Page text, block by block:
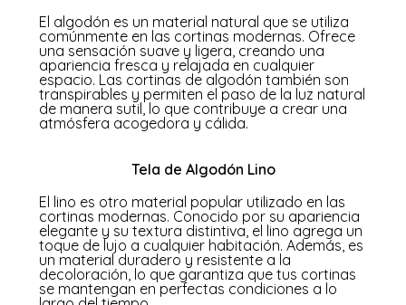
El algodón es un material natural que se utiliza
comúnmente en las cortinas modernas. Ofrece
una sensación suave y ligera, creando una
apariencia fresca y relajada en cualquier
espacio. Las cortinas de algodón también son
transpirables y permiten el paso de la luz natural
de manera sutil, lo que contribuye a crear una
atmósfera acogedora y cálida.
Tela de Algodón Lino
El lino es otro material popular utilizado en las
cortinas modernas. Conocido por su apariencia
elegante y su textura distintiva, el lino agrega un
toque de lujo a cualquier habitación. Además, es
un material duradero y resistente a la
decoloración, lo que garantiza que tus cortinas
se mantengan en perfectas condiciones a lo